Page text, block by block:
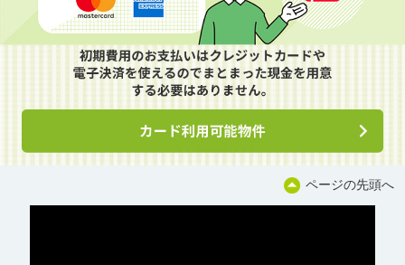
ページの先頭へ